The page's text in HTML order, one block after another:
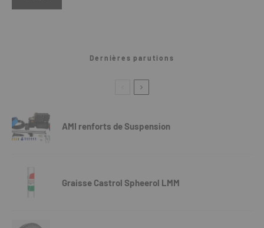
Dernières parutions
AMI renforts de Suspension
Graisse Castrol Spheerol LMM